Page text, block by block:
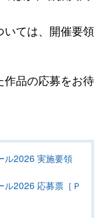
ては、開催要領
作品の応募をお待
ル2026 実施要領
ル2026 応募票［Ｐ